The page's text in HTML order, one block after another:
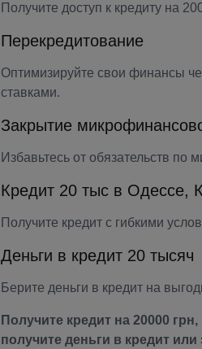
Получите доступ к кредиту на
Перекредитование
Оптимизируйте свои финансы
ставками.
Закрытие
Избавьтесь от обязательств
Кредит 20 тыс в Одессе,
Получите кредит с гибкими
Деньги в кредит 20 тысяч
Берите деньги в кредит на
Получите кредит на 20000
получите деньги в кредит или